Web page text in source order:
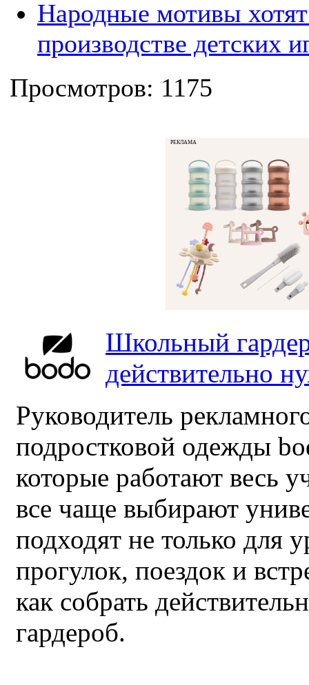
Народные мотивы
производстве детских
Просмотров: 1175
РЕКЛАМА
Школьный
действительно
Руководитель
подростковой одежды
которые работают весь
все чаще выбирают
подходят не только для
прогулок, поездок и
как собрать
гардероб.